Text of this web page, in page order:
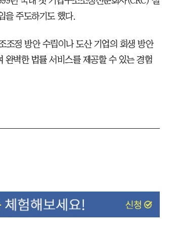
을 주도하기도 했다.
조정 방안 수립이나 도산 기업의 회생 방안
완벽한 법률 서비스를 제공할 수 있는 경험